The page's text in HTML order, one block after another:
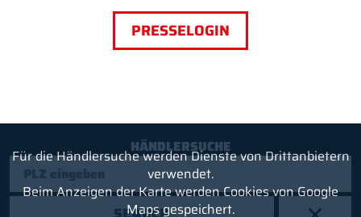
PRESSELOGIN
HÄNDLERSUCHE
Für die Händlersuche werden Dienste von Drittanbietern
verwendet.
Beim Anzeigen der Karte werden Cookies von Google
Maps gespeichert.